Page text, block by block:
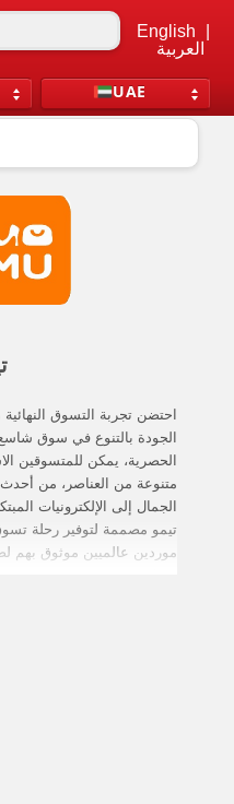
English
العربية
UAE
احتضن تجربة التسوق
الجودة بالتنوع في سوق
الحصرية، يمكن للمتسوقين
متنوعة من العناصر، من
الجمال إلى الإلكترونيات
تيمو مصممة لتوفير رحلة
موردين عالميين موثوق بهم